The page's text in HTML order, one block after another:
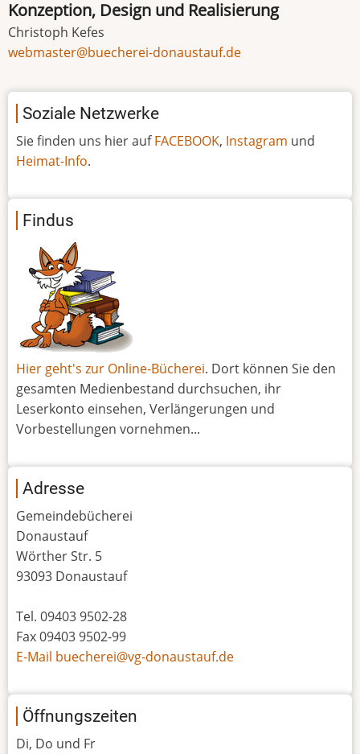
Konzeption, Design und Realisierung
Christoph Kefes
webmaster@buecherei-donaustauf.de
Soziale Netzwerke
Sie finden uns hier aufFACEBOOK, Instagram und
Heimat-Info.
Findus
Hier geht's zur Online-Bücherei. Dort können Sie den
gesamten Medienbestand durchsuchen, ihr
Leserkonto einsehen, Verlängerungen und
Vorbestellungen vornehmen...
Adresse
Gemeindebücherei
Donaustauf
Wörther Str. 5
93093 Donaustauf
Tel. 09403 9502-28
Fax 09403 9502-99
E-Mail buecherei@vg-donaustauf.de
Öffnungszeiten
Di, Do und Fr